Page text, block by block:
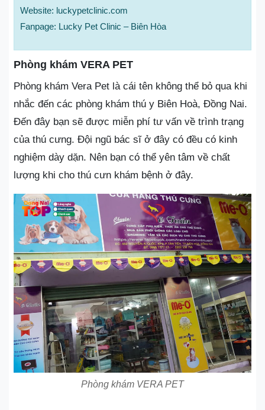
Website: luckypetclinic.com
Fanpage: Lucky Pet Clinic – Biên Hòa
Phòng khám VERA PET
Phòng khám Vera Pet là cái tên không thể bỏ qua khi
nhắc đến các phòng khám thú y Biên Hoà, Đồng Nai.
Đến đây bạn sẽ được miễn phí tư vấn về trình trạng
của thú cưng. Đội ngũ bác sĩ ở đây có đều có kinh
nghiệm dày dặn. Nên bạn có thể yên tâm về chất
lượng khi cho thú cưn khám bệnh ở đây.
Phòng khám VERA PET